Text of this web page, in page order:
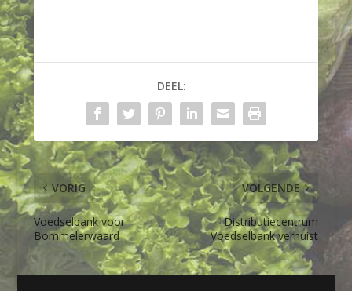
DEEL:
VORIG
Voedselbank voor
Bommelerwaard
VOLGENDE
Distributiecentrum
Voedselbank verhuist